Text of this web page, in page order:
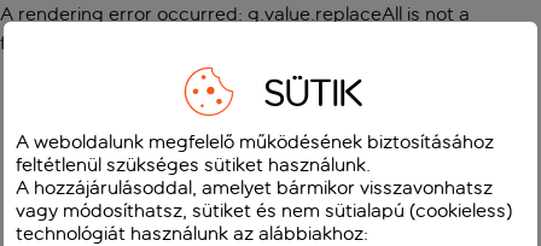
A rendering error occurred: g.value.replaceAll is not a
function
SÜTIK
A weboldalunk megfelelő működésének biztosításához
feltétlenül szükséges sütiket használunk.
A hozzájárulásoddal, amelyet bármikor visszavonhatsz
vagy módosíthatsz, sütiket és nem sütialapú (cookieless)
technológiát használunk az alábbiakhoz: